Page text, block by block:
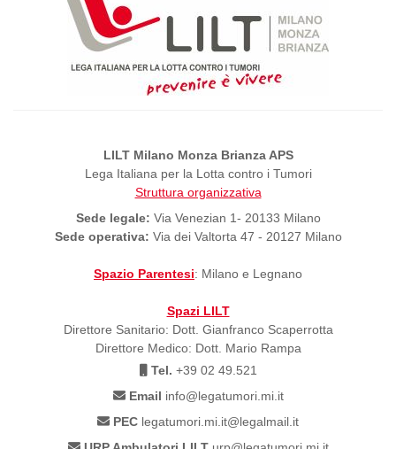
LILT Milano Monza Brianza APS
Lega Italiana per la Lotta contro i Tumori
Struttura organizzativa
Sede legale: Via Venezian 1- 20133 Milano
Sede operativa: Via dei Valtorta 47 - 20127 Milano
Spazio Parentesi: Milano e Legnano
Spazi LILT
Direttore Sanitario: Dott. Gianfranco Scaperrotta
Direttore Medico: Dott. Mario Rampa
Tel. +39 02 49.521
Email info@legatumori.mi.it
PEC legatumori.mi.it@legalmail.it